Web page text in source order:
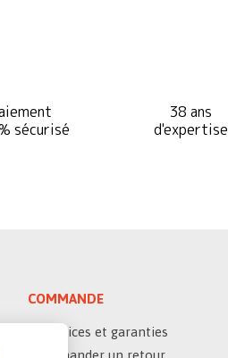
sécurisé
38 ans
d'expertise
COMMANDE
Services et garanties
Demander un retour